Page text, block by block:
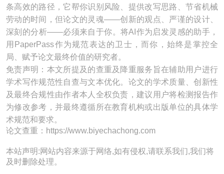
条高效的路径，它帮你识别风险、提供改写思路、节省机械
劳动的时间，但论文的灵魂——创新的观点、严谨的设计、
深刻的分析——必须来自于你。将AI作为启发灵感的助手，
用PaperPass作为规范表达的卫士，而你，始终是掌控全
局、赋予论文最终价值的研究者。
免责声明：本文所提及的查重及降重服务旨在辅助用户进行
学术写作规范性自查与文本优化。论文的学术质量、创新性
及最终合规性由作者本人全权负责，建议用户将检测报告作
为修改参考，并最终遵循所在教育机构或出版单位的具体学
术规范和要求。
论文查重：https://www.biyechachong.com
本站声明:网站内容来源于网络,如有侵权,请联系我们,我们将
及时删除处理。